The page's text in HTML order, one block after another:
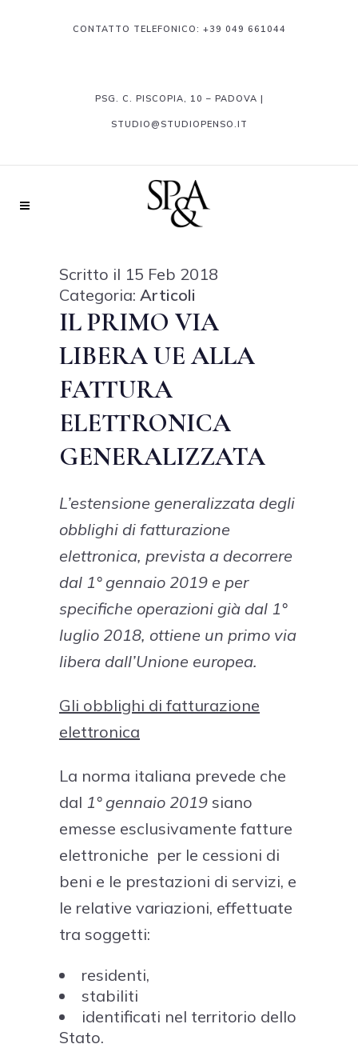
CONTATTO TELEFONICO: +39 049 661044
PSG. C. PISCOPIA, 10 – PADOVA |
STUDIO@STUDIOPENSO.IT
Scritto il 15 Feb 2018
Categoria: Articoli
IL PRIMO VIA
LIBERA UE ALLA
FATTURA
ELETTRONICA
GENERALIZZATA
L’estensione generalizzata degli
obblighi di fatturazione
elettronica, prevista a decorrere
dal 1° gennaio 2019 e per
specifiche operazioni già dal 1°
luglio 2018, ottiene un primo via
libera dall’Unione europea.
Gli obblighi di fatturazione
elettronica
La norma italiana prevede che
dal 1° gennaio 2019 siano
emesse esclusivamente fatture
elettroniche per le cessioni di
beni e le prestazioni di servizi, e
le relative variazioni, effettuate
tra soggetti:
residenti,
stabiliti
identificati nel territorio dello
Stato.